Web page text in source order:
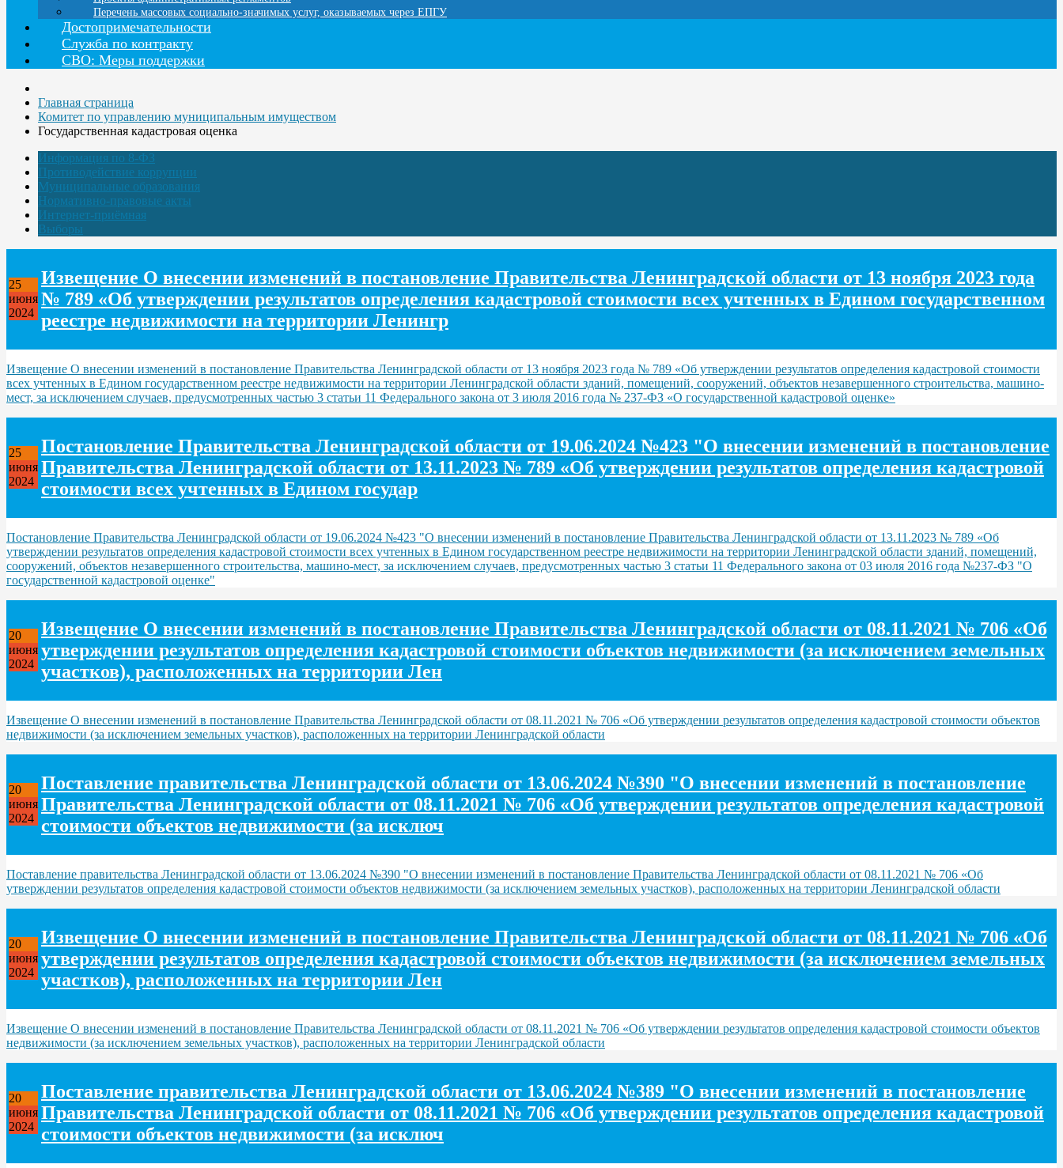
Перечень массовых социально-значимых услуг, оказываемых через ЕПГУ
Достопримечательности
Служба по контракту
СВО: Меры поддержки
Главная страница
Комитет по управлению муниципальным имуществом
Государственная кадастровая оценка
Информация по 8-ФЗ
Противодействие коррупции
Муниципальные образования
Нормативно-правовые акты
Интернет-приёмная
Выборы
25
июня
2024
Извещение О внесении изменений в постановление Правительства Ленинградской области от 13 ноября 2023 года
№ 789 «Об утверждении результатов определения кадастровой стоимости всех учтенных в Едином государственном
реестре недвижимости на территории Ленингр
Извещение О внесении изменений в постановление Правительства Ленинградской области от 13 ноября 2023 года № 789 «Об утверждении результатов определения кадастровой стоимости
всех учтенных в Едином государственном реестре недвижимости на территории Ленинградской области зданий, помещений, сооружений, объектов незавершенного строительства, машино-
мест, за исключением случаев, предусмотренных частью 3 статьи 11 Федерального закона от 3 июля 2016 года № 237-ФЗ «О государственной кадастровой оценке»
25
июня
2024
Постановление Правительства Ленинградской области от 19.06.2024 №423 "О внесении изменений в постановление
Правительства Ленинградской области от 13.11.2023 № 789 «Об утверждении результатов определения кадастровой
стоимости всех учтенных в Едином государ
Постановление Правительства Ленинградской области от 19.06.2024 №423 "О внесении изменений в постановление Правительства Ленинградской области от 13.11.2023 № 789 «Об
утверждении результатов определения кадастровой стоимости всех учтенных в Едином государственном реестре недвижимости на территории Ленинградской области зданий, помещений,
сооружений, объектов незавершенного строительства, машино-мест, за исключением случаев, предусмотренных частью 3 статьи 11 Федерального закона от 03 июля 2016 года №237-ФЗ "О
государственной кадастровой оценке"
20
июня
2024
Извещение О внесении изменений в постановление Правительства Ленинградской области от 08.11.2021 № 706 «Об
утверждении результатов определения кадастровой стоимости объектов недвижимости (за исключением земельных
участков), расположенных на территории Лен
Извещение О внесении изменений в постановление Правительства Ленинградской области от 08.11.2021 № 706 «Об утверждении результатов определения кадастровой стоимости объектов
недвижимости (за исключением земельных участков), расположенных на территории Ленинградской области
20
июня
2024
Поставление правительства Ленинградской области от 13.06.2024 №390 "О внесении изменений в постановление
Правительства Ленинградской области от 08.11.2021 № 706 «Об утверждении результатов определения кадастровой
стоимости объектов недвижимости (за исключ
Поставление правительства Ленинградской области от 13.06.2024 №390 "О внесении изменений в постановление Правительства Ленинградской области от 08.11.2021 № 706 «Об
утверждении результатов определения кадастровой стоимости объектов недвижимости (за исключением земельных участков), расположенных на территории Ленинградской области
20
июня
2024
Извещение О внесении изменений в постановление Правительства Ленинградской области от 08.11.2021 № 706 «Об
утверждении результатов определения кадастровой стоимости объектов недвижимости (за исключением земельных
участков), расположенных на территории Лен
Извещение О внесении изменений в постановление Правительства Ленинградской области от 08.11.2021 № 706 «Об утверждении результатов определения кадастровой стоимости объектов
недвижимости (за исключением земельных участков), расположенных на территории Ленинградской области
20
июня
2024
Поставление правительства Ленинградской области от 13.06.2024 №389 "О внесении изменений в постановление
Правительства Ленинградской области от 08.11.2021 № 706 «Об утверждении результатов определения кадастровой
стоимости объектов недвижимости (за исключ